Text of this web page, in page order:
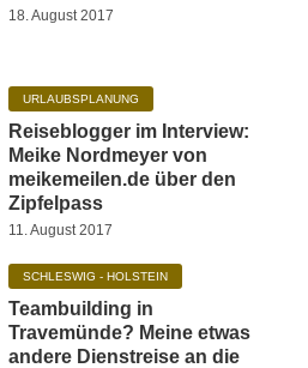
18. August 2017
URLAUBSPLANUNG
Reiseblogger im Interview:
Meike Nordmeyer von
meikemeilen.de über den
Zipfelpass
11. August 2017
SCHLESWIG - HOLSTEIN
Teambuilding in
Travemünde? Meine etwas
andere Dienstreise an die